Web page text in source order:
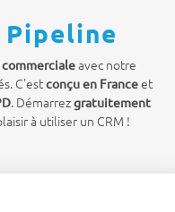
Pipeline
avec notre
C'estconçu en Franceet
. Démarrezgratuitement
à utiliser un CRM !